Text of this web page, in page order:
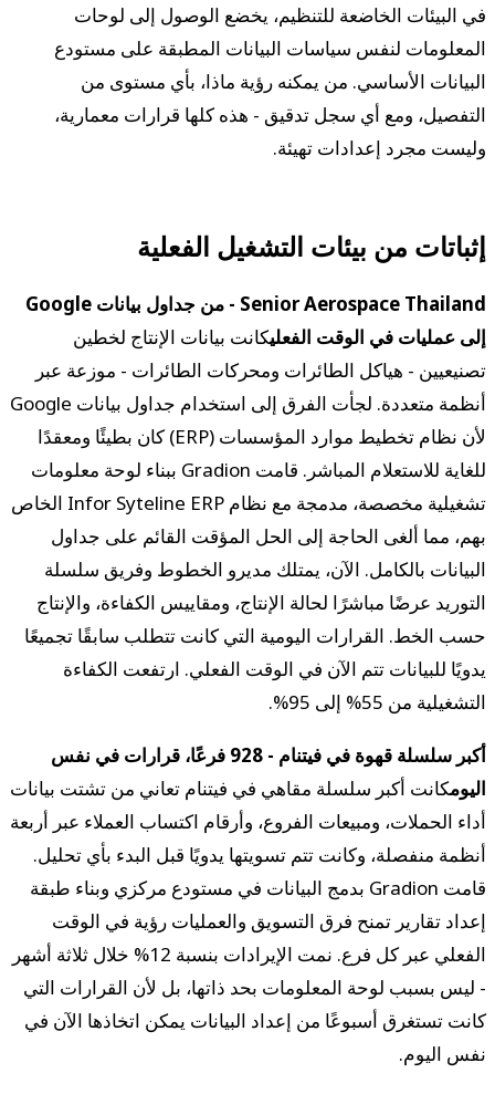
في البيئات الخاضعة للتنظيم، يخضع الوصول إلى لوحات
المعلومات لنفس سياسات البيانات المطبقة على مستودع
البيانات الأساسي. من يمكنه رؤية ماذا، بأي مستوى من
التفصيل، ومع أي سجل تدقيق - هذه كلها قرارات معمارية،
وليست مجرد إعدادات تهيئة.
إثباتات من بيئات التشغيل الفعلية
Senior Aerospace Thailand - من جداول بيانات Google
إلى عمليات في الوقت الفعليكانت بيانات الإنتاج لخطين
تصنيعيين - هياكل الطائرات ومحركات الطائرات - موزعة عبر
أنظمة متعددة. لجأت الفرق إلى استخدام جداول بيانات Google
لأن نظام تخطيط موارد المؤسسات (ERP) كان بطيئًا ومعقدًا
للغاية للاستعلام المباشر. قامت Gradion ببناء لوحة معلومات
تشغيلية مخصصة، مدمجة مع نظام Infor Syteline ERP الخاص
بهم، مما ألغى الحاجة إلى الحل المؤقت القائم على جداول
البيانات بالكامل. الآن، يمتلك مديرو الخطوط وفريق سلسلة
التوريد عرضًا مباشرًا لحالة الإنتاج، ومقاييس الكفاءة، والإنتاج
حسب الخط. القرارات اليومية التي كانت تتطلب سابقًا تجميعًا
يدويًا للبيانات تتم الآن في الوقت الفعلي. ارتفعت الكفاءة
التشغيلية من 55% إلى 95%.
أكبر سلسلة قهوة في فيتنام - 928 فرعًا، قرارات في نفس
اليومكانت أكبر سلسلة مقاهي في فيتنام تعاني من تشتت بيانات
أداء الحملات، ومبيعات الفروع، وأرقام اكتساب العملاء عبر أربعة
أنظمة منفصلة، وكانت تتم تسويتها يدويًا قبل البدء بأي تحليل.
قامت Gradion بدمج البيانات في مستودع مركزي وبناء طبقة
إعداد تقارير تمنح فرق التسويق والعمليات رؤية في الوقت
الفعلي عبر كل فرع. نمت الإيرادات بنسبة 12% خلال ثلاثة أشهر
- ليس بسبب لوحة المعلومات بحد ذاتها، بل لأن القرارات التي
كانت تستغرق أسبوعًا من إعداد البيانات يمكن اتخاذها الآن في
نفس اليوم.